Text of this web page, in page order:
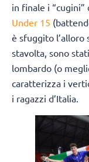
in finale i “cugini”
Under 15
è sfuggito l’alloro
stavolta, sono
lombardo (o
caratterizza i
i ragazzi d’Italia.